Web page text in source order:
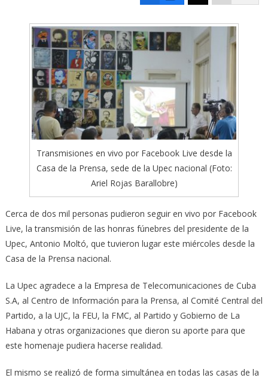
Transmisiones en vivo por Facebook Live desde la
Casa de la Prensa, sede de la Upec nacional (Foto:
Ariel Rojas Barallobre)
Cerca de dos mil personas pudieron seguir en vivo por Facebook
Live, la transmisión de las honras fúnebres del presidente de la
Upec, Antonio Moltó, que tuvieron lugar este miércoles desde la
Casa de la Prensa nacional.
La Upec agradece a la Empresa de Telecomunicaciones de Cuba
S.A, al Centro de Información para la Prensa, al Comité Central del
Partido, a la UJC, la FEU, la FMC, al Partido y Gobierno de La
Habana y otras organizaciones que dieron su aporte para que
este homenaje pudiera hacerse realidad.
El mismo se realizó de forma simultánea en todas las casas de la